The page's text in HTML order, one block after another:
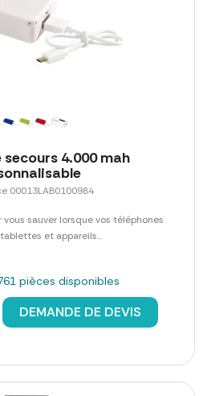
4.000 mah
00013LAB0100984
sauver lorsque vos téléphones
et appareils...
pièces disponibles
DEMANDE DE DEVIS